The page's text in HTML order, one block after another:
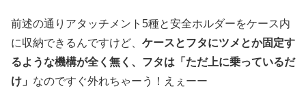
前述の通りアタッチメント5種と安全ホルダーをケース内
に収納できるんですけど、 ケースとフタにツメとか固定す
るような機構が全く無く、フタは「ただ上に乗っているだ
け」 なのですぐ外れちゃーう！えぇーー